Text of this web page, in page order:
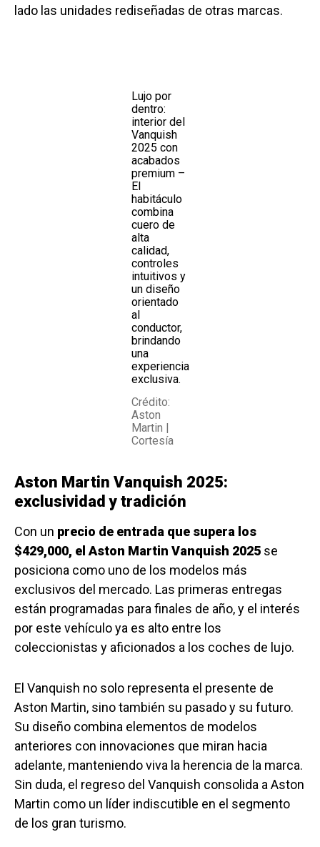
lado las unidades rediseñadas de otras marcas.
Lujo por
dentro:
interior del
Vanquish
2025 con
acabados
premium –
El
habitáculo
combina
cuero de
alta
calidad,
controles
intuitivos y
un diseño
orientado
al
conductor,
brindando
una
experiencia
exclusiva.
Crédito:
Aston
Martin |
Cortesía
Aston Martin Vanquish 2025:
exclusividad y tradición
Con un precio de entrada que supera los
$429,000, el Aston Martin Vanquish 2025 se
posiciona como uno de los modelos más
exclusivos del mercado. Las primeras entregas
están programadas para finales de año, y el interés
por este vehículo ya es alto entre los
coleccionistas y aficionados a los coches de lujo.
El Vanquish no solo representa el presente de
Aston Martin, sino también su pasado y su futuro.
Su diseño combina elementos de modelos
anteriores con innovaciones que miran hacia
adelante, manteniendo viva la herencia de la marca.
Sin duda, el regreso del Vanquish consolida a Aston
Martin como un líder indiscutible en el segmento
de los gran turismo.